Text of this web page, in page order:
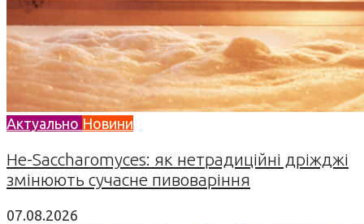
Актуально Новини
Не-Saccharomyces: як нетрадиційні дріжджі
змінюють сучасне пивоваріння
07.08.2026